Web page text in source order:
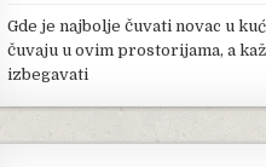
Gde je najbolje čuvati novac u
čuvaju u ovim prostorijama, a
izbegavati